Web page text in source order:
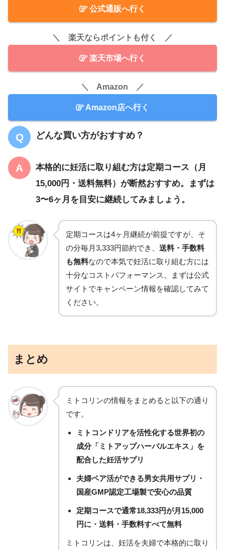
公式通販へ行く
＼ 楽天ならポイントも付く ／
楽天市場へ行く
＼ Amazon ／
Amazon店へ行く
どんな買い方がおすすめ？
本格的に妊活に取り組む方は定期コース（月
15,000円・送料無料）が断然おすすめ。まずは
3〜6ヶ月を目安に継続してみましょう。
定期コースは4ヶ月継続が前提ですが、そ
の分毎月3,333円節約でき、 送料・手数料
も無料なので本気で妊活に取り組む方には
十分なコストパフォーマンス。まずは公式
サイトでキャンペーン情報を確認してみて
ください。
まとめ
ミトコリンの情報をまとめると以下の通り
です。
ミトコンドリアを活性化する世界初の
成分「ミトアップハーバルエキス」を
配合した妊活サプリ
夫婦ペア活ができる男女共用サプリ・
国産GMP認定工場製で安心の品質
定期コースで通常18,333円が月15,000
円に・送料・手数料すべて無料
ミトコリンは、妊活を夫婦で本格的に取り